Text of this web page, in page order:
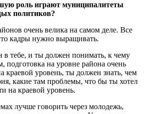
роль играют муниципалитеты
политиков?
очень велика на самом деле. Все
кадры нужно выращивать.
в тебе, и ты должен понимать, к чему
подготовка на уровне района очень
краевой уровень, ты должен знать, чем
какие там проблемы, что бы ты хотел
на краевой уровень.
лучше говорить через молодежь,